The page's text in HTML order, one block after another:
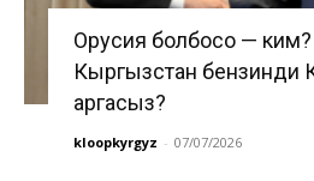
Орусия болбосо —
Кыргызстан бензинди
аргасыз?
kloopkyrgyz - 07/07/2026